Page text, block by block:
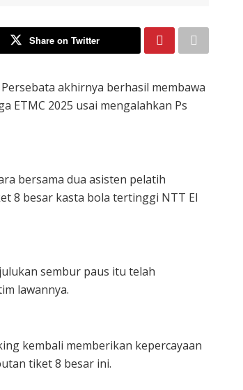
Share on Twitter
Persebata akhirnya berhasil membawa
ETMC 2025 usai mengalahkan Ps
bersama dua asisten pelatih
8 besar kasta bola tertinggi NTT El
sembur paus itu telah
lawannya.
kembali memberikan kepercayaan
tiket 8 besar ini.